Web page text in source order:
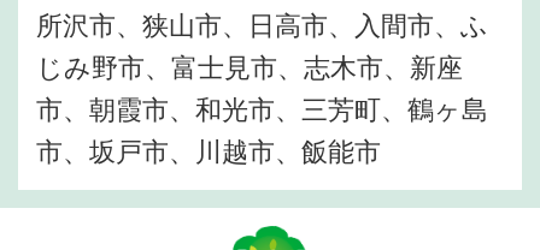
所沢市、狭山市、日高市、入間市、ふ
じみ野市、富士見市、志木市、新座
市、朝霞市、和光市、三芳町、鶴ヶ島
市、坂戸市、川越市、飯能市